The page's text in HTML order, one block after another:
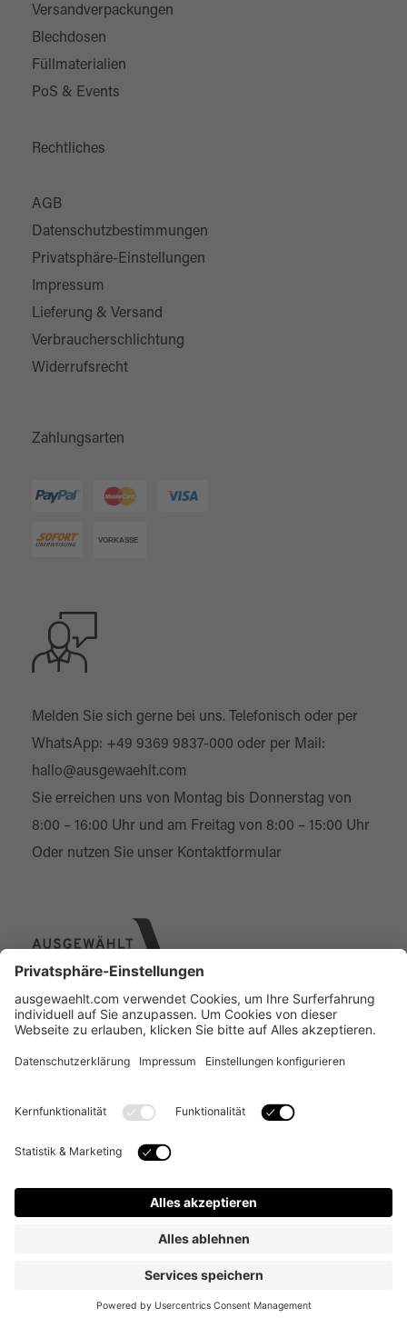
Versandverpackungen
Blechdosen
Füllmaterialien
PoS & Events
Rechtliches
AGB
Datenschutzbestimmungen
Privatsphäre-Einstellungen
Impressum
Lieferung & Versand
Verbraucherschlichtung
Widerrufsrecht
Zahlungsarten
Über uns
Melden Sie sich gerne bei uns. Telefonisch oder per
WhatsApp: +49 9369 9837-000 oder per Mail:
hallo@ausgewaehlt.com
Sie erreichen uns von Montag bis Donnerstag von
8:00 – 16:00 Uhr und am Freitag von 8:00 – 15:00 Uhr
Oder nutzen Sie unser Kontaktformular
Geschäftsführerin: Tanja Hammerl